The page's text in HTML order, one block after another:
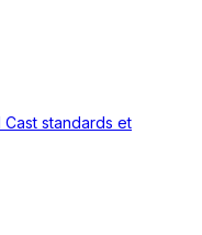
Cast standards et